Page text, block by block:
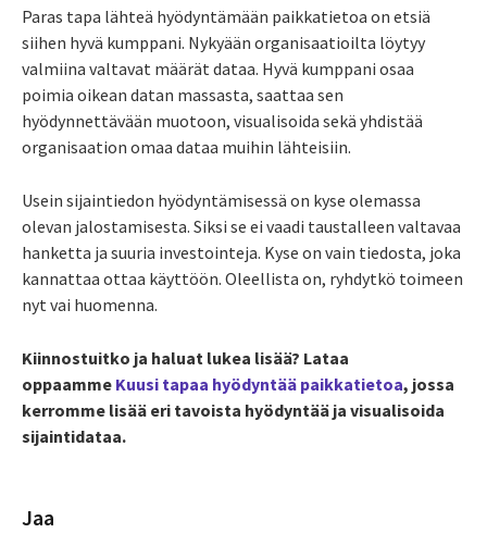
Paras tapa lähteä hyödyntämään paikkatietoa on etsiä
siihen hyvä kumppani. Nykyään organisaatioilta löytyy
valmiina valtavat määrät dataa. Hyvä kumppani osaa
poimia oikean datan massasta, saattaa sen
hyödynnettävään muotoon, visualisoida sekä yhdistää
organisaation omaa dataa muihin lähteisiin.
Usein sijaintiedon hyödyntämisessä on kyse olemassa
olevan jalostamisesta. Siksi se ei vaadi taustalleen valtavaa
hanketta ja suuria investointeja. Kyse on vain tiedosta, joka
kannattaa ottaa käyttöön. Oleellista on, ryhdytkö toimeen
nyt vai huomenna.
Kiinnostuitko ja haluat lukea lisää? Lataa
oppaamme Kuusi tapaa hyödyntää paikkatietoa, jossa
kerromme lisää eri tavoista hyödyntää ja visualisoida
sijaintidataa.
Jaa